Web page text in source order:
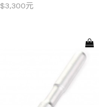
$3,300元